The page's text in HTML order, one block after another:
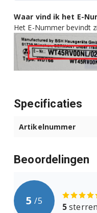
WQ35G2CEPL/01
WQ35G2CEPL/04
WQ35G2D00/01
WQ35G2D0ES/01
WQ35G2D0FF/01
WQ35G2D0NL/01
WQ35G2D0NL/08
Waar vind ik het E-
Het E-Nummer bevindt
Specificaties
Artikelnummer
Beoordelingen
5 /5
5